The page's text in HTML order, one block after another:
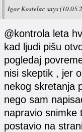
Igor Kostelac says
@kontrola leta
kad ljudi pišu
pogledaj
nisi skeptik , jer
nekog skretanja
nego sam
napravio snimke
postavio na